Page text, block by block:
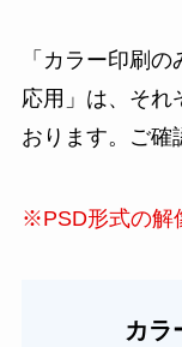
「カラー印刷
応用」は、それ
おります。ご確
※PSD形式の解
カラ